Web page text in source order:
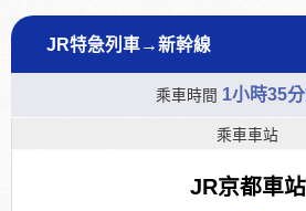
JR特急列車→新幹線
乘車時間 1小時35
乘車車站
JR京都車站